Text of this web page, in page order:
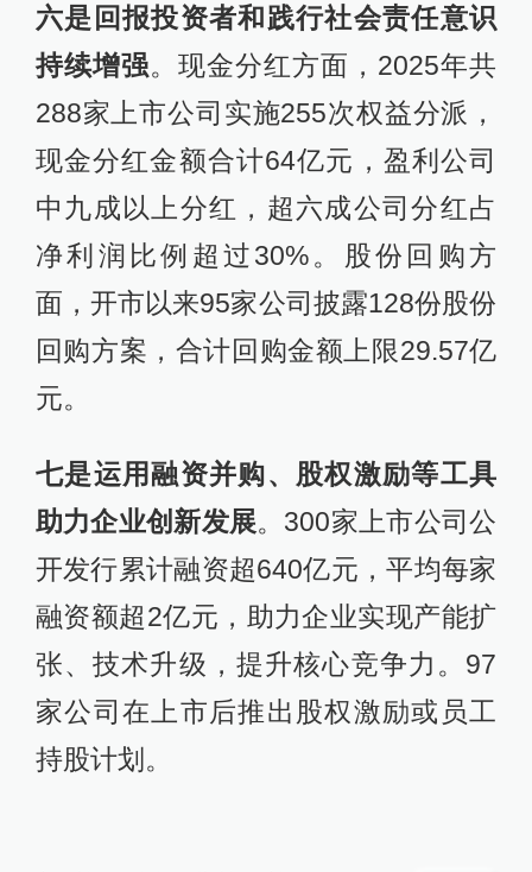
六是回报投资者和 践行社会责任意识
持续增强。现金分红方面，2025年共
288家上市公司实施255次权益分派，
现金分红金额合计64亿元，盈利公司
中九成以上分红，超六成公司分红占
净利润比例超过30%。股份回购方
面，开市以来95家公司披露128份股份
回购方案，合计回购金额上限29.57亿
元。
七是运用融资并购、股权激励等工具
助力企业创新发展。300家上市公司公
开发行累计融资超640亿元，平均每家
融资额超2亿元，助力企业实现产能扩
张、技术升级，提升核心竞争力。97
家公司在上市后推出股权激励或员工
持股计划。